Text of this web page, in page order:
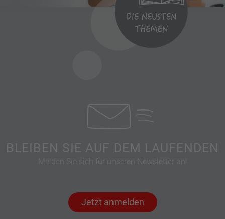
BLEIBEN SIE AUF DEM LAUFENDEN
Melden Sie sich für unseren Newsletter an!
Jetzt anmelden